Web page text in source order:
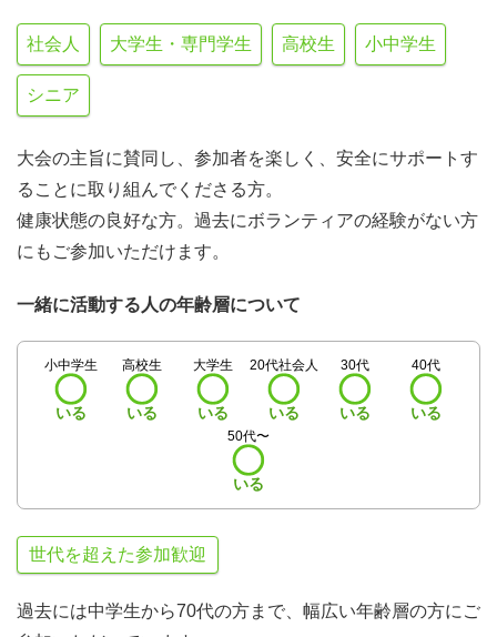
社会人 大学生・専門学生 高校生 小中学生
シニア
大会の主旨に賛同し、参加者を楽しく、安全にサポートす
ることに取り組んでくださる方。
健康状態の良好な方。過去にボランティアの経験がない方
にもご参加いただけます。
一緒に活動する人の年齢層について
小中学生
いる
高校生
いる
大学生
いる
20代社会人
いる
30代
いる
40代
いる
50代〜
いる
世代を超えた参加歓迎
過去には中学生から70代の方まで、幅広い年齢層の方にご